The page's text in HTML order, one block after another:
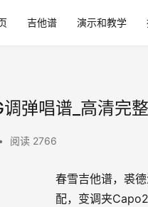
吉他谱 演示和教学
弹唱谱_高清完
• 阅读 2766
春雪吉他谱，裘
配，变调夹